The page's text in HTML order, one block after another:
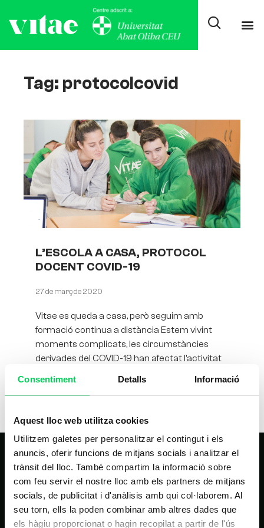
Consentiment Detalls Informació
Aquest lloc web utilitza cookies
Utilitzem galetes per personalitzar el contingut i els
anuncis, oferir funcions de mitjans socials i analitzar el
trànsit del lloc. També compartim la informació sobre
com feu servir el nostre lloc amb els partners de mitjans
socials, de publicitat i d'anàlisis amb qui col·laborem. Al
seu torn, ells la poden combinar amb altres dades que
els hàgiu proporcionat o hagin recopilat a partir de l'ús
Tag: protocolcovid
L’ESCOLA A CASA, PROTOCOL
DOCENT COVID-19
27 de març de 2020
Vitae es queda a casa, però seguim amb
formació continua a distància Estem vivint
moments complicats, les circumstàncies
derivades del COVID-19 han afectat l’activitat